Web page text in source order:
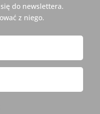
do newslettera.
z niego.